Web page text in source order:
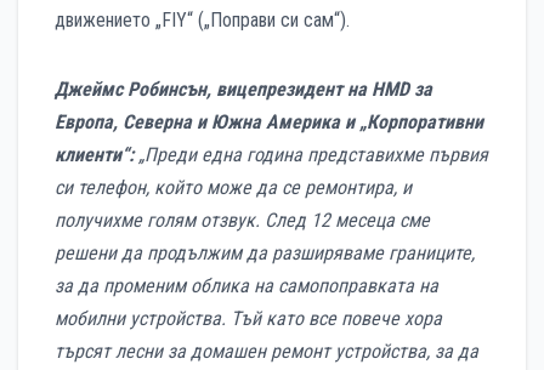
движението „FIY“ („Поправи си сам“).
Джеймс Робинсън, вицепрезидент на HMD за
Европа, Северна и Южна Америка и „Корпоративни
клиенти“:„Преди една година представихме първия
си телефон, който може да се ремонтира, и
получихме голям отзвук. След 12 месеца сме
решени да продължим да разширяваме границите,
за да променим облика на самопоправката на
мобилни устройства. Тъй като все повече хора
търсят лесни за домашен ремонт устройства, за да